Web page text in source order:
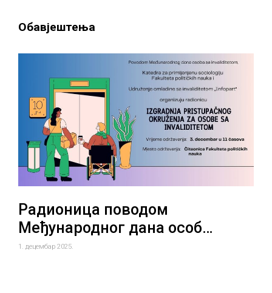
Обавјештења
Радионица поводом
Међународног дана особ…
1. децембар 2025.